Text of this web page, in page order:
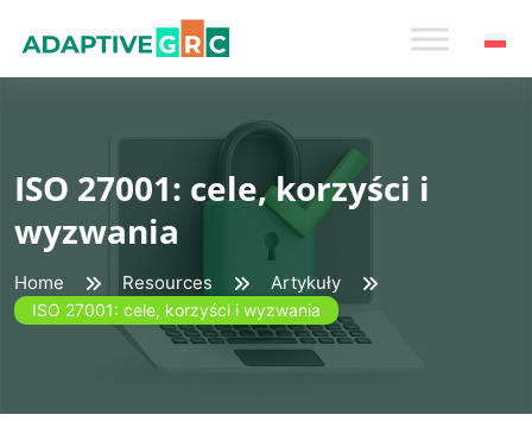
ISO 27001: cele, korzyści i
wyzwania
Home Resources Artykuły
ISO 27001: cele, korzyści i wyzwania